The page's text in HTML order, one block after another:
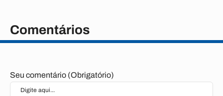
Comentários
Seu comentário (Obrigatório)